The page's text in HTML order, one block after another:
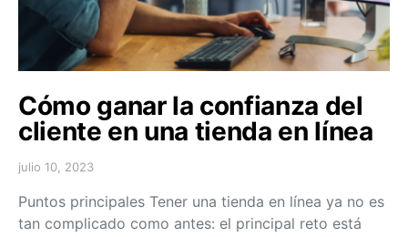
Cómo ganar la confianza del
cliente en una tienda en línea
julio 10, 2023
Puntos principales Tener una tienda en línea ya no es
tan complicado como antes: el principal reto está